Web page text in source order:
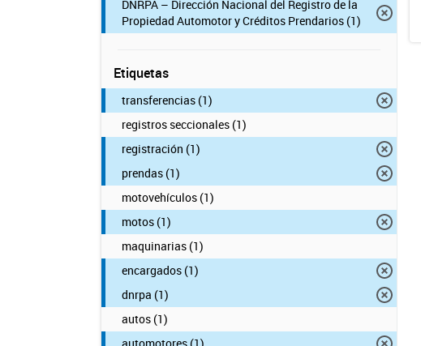
DNRPA – Dirección Nacional del Registro de la
Propiedad Automotor y Créditos Prendarios (1)
Etiquetas
transferencias (1)
registros seccionales (1)
registración (1)
prendas (1)
motovehículos (1)
motos (1)
maquinarias (1)
encargados (1)
dnrpa (1)
autos (1)